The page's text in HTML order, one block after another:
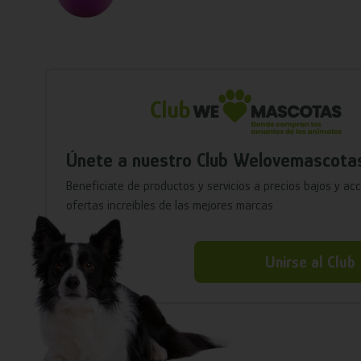
Únete a nuestro Club
Benefíciate de productos y servicios a precios bajos y
ofertas increíbles de las mejores marcas
Unirse al Club